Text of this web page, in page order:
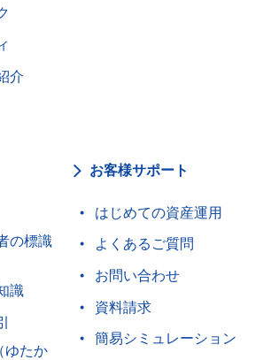
介
の標識
識
ゆたか
お客様サポート
はじめての資産運用
よくあるご質問
お問い合わせ
資料請求
簡易シミュレーション